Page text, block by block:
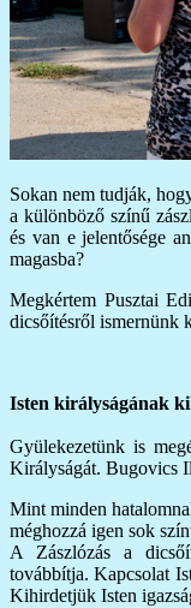
Sokan nem tudják,
a különböző színű
és van e jelentősége
magasba?
Megkértem Pusztai
dicsőítésről ismernünk
Isten királyságának
Gyülekezetünk is
Királyságát. Bugovics
Mint minden
méghozzá igen sok
A Zászlózás a
továbbítja. Kapcsolat
Kihirdetjük Isten